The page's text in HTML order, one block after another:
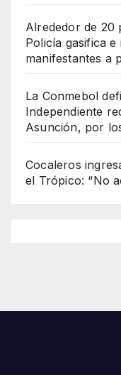
Alrededor de 20
Policía gasifica e
manifestantes a
La Conmebol
Independiente
Asunción, por
Cocaleros
el Trópico: “No